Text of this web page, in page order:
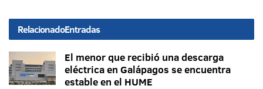
RelacionadoEntradas
El menor que recibió una descarga
eléctrica en Galápagos se encuentra
estable en el HUME